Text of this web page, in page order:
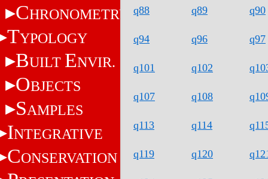
CHRONOMETRY
TYPOLOGY
BUILT ENVIR.
OBJECTS
SAMPLES
INTEGRATIVE
CONSERVATION
q88 q89 q90
q94 q96 q97
q101 q102
q107 q108
q113 q114
q119 q120